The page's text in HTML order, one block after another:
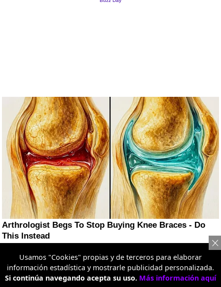
Usamos "Cookies" propias y de terceros para elaborar
información estadística y mostrarle publicidad personalizada.
Si continúa navegando acepta su uso. Más información aquí